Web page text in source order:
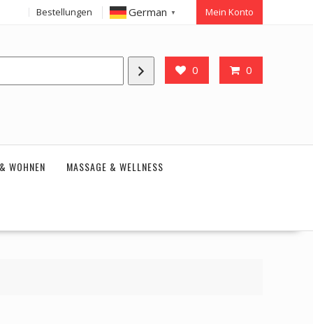
Bestellungen German ▼ Mein Konto
0 0
WOHNEN MASSAGE & WELLNESS